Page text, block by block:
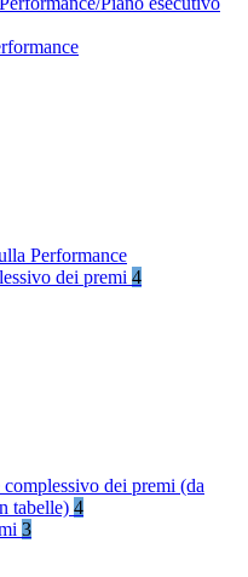
Performance
dei premi 4
dei premi (da
tabelle) 4
3